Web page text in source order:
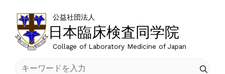
日本臨床検査同学院
公益社団法人
Collage of Laboratory Medicine of Japan